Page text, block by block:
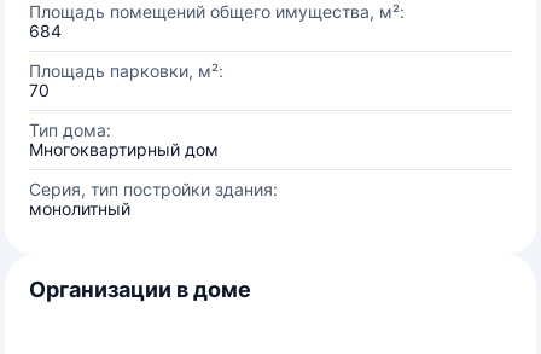
Площадь помещений общего имущества, м²:
684
Площадь парковки, м²:
70
Тип дома:
Многоквартирный дом
Серия, тип постройки здания:
монолитный
Организации в доме